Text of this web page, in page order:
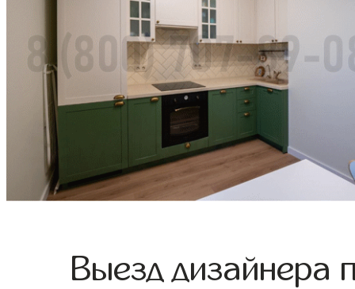
Выезд дизайнера